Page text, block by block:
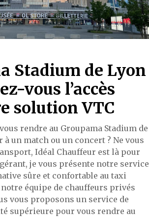
Stadium de Lyon
vous l’accès
solution VTC
rendre au Groupama Stadium de
un match ou un concert ? Ne vous
Idéal Chauffeur est là pour
je vous présente notre service
sûre et confortable au taxi
équipe de chauffeurs privés
vous proposons un service de
supérieure pour vous rendre au